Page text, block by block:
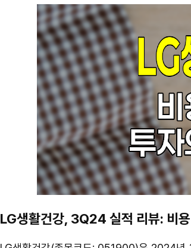
LG생활건강, 3Q24 실적 리뷰: 비